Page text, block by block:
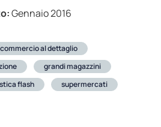
Gennaio 2016
commercio al dettaglio
grandi magazzini
flash
supermercati